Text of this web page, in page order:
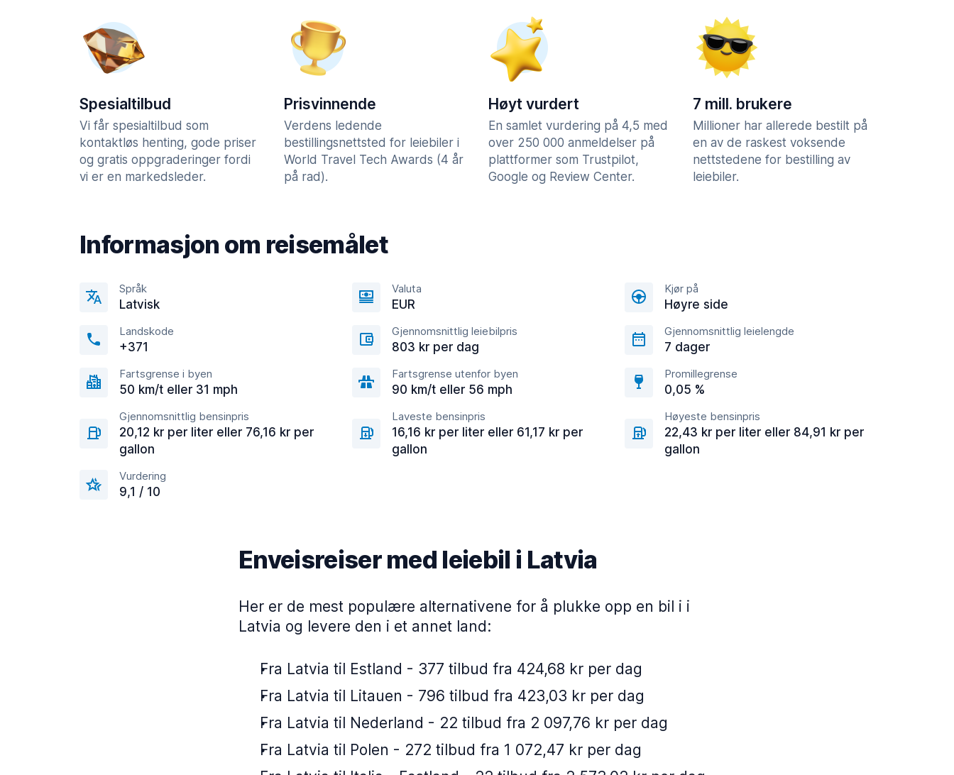
Spesialtilbud
Vi får spesialtilbud som
kontaktløs henting, gode priser
og gratis oppgraderinger fordi
vi er en markedsleder.
Prisvinnende
Verdens ledende
bestillingsnettsted for leiebiler i
World Travel Tech Awards (4 år
på rad).
Høyt vurdert
En samlet vurdering på 4,5 med
over 250 000 anmeldelser på
plattformer som Trustpilot,
Google og Review Center.
7 mill. brukere
Millioner har allerede bestilt på
en av de raskest voksende
nettstedene for bestilling av
leiebiler.
Informasjon om reisemålet
Språk
Latvisk
Valuta
EUR
Kjør på
Høyre side
Landskode
+371
Gjennomsnittlig leiebilpris
803 kr per dag
Gjennomsnittlig leielengde
7 dager
Fartsgrense i byen
50 km/t eller 31 mph
Fartsgrense utenfor byen
90 km/t eller 56 mph
Promillegrense
0,05 %
Gjennomsnittlig bensinpris
20,12 kr per liter eller 76,16 kr per
gallon
Laveste bensinpris
16,16 kr per liter eller 61,17 kr per
gallon
Høyeste bensinpris
22,43 kr per liter eller 84,91 kr per
gallon
Vurdering
9,1 / 10
Enveisreiser med leiebil i Latvia
Her er de mest populære alternativene for å plukke opp en bil i i
Latvia og levere den i et annet land:
Fra Latvia til Estland - 377 tilbud fra 424,68 kr per dag
Fra Latvia til Litauen - 796 tilbud fra 423,03 kr per dag
Fra Latvia til Nederland - 22 tilbud fra 2 097,76 kr per dag
Fra Latvia til Polen - 272 tilbud fra 1 072,47 kr per dag